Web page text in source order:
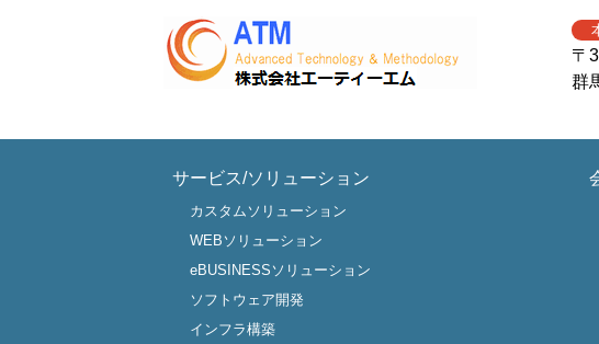
〒
群
サービス/ソリューション
カスタムソリューション
WEBソリューション
eBUSINESSソリューション
ソフトウェア開発
インフラ構築